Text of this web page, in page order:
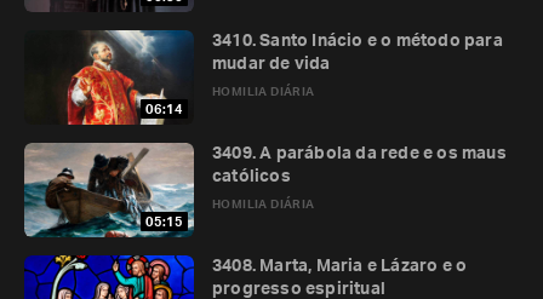
06:14
HOMILIA DIÁRIA
3410. Santo Inácio e o método para
mudar de vida
05:15
HOMILIA DIÁRIA
3409. A parábola da rede e os maus
católicos
3408. Marta, Maria e Lázaro e o
progresso espiritual